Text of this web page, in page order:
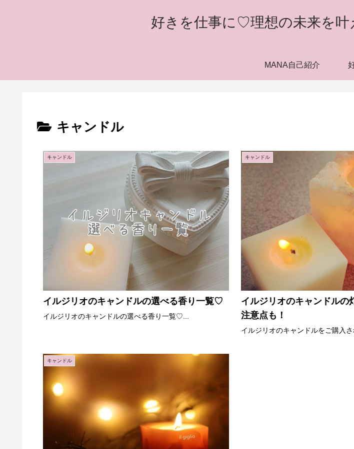
好きを仕事に♡理想の未来を叶
MANA自己紹介
キャンドル
キャンドル
イルジリオのキャンドルの選べる香り一覧♡
イルジリオのキャンドルの選べる香り一覧♡...
キャンドル
イルジリオのキャンドルの
注意点も！
イルジリオのキャンドルをご購入
キャンドル